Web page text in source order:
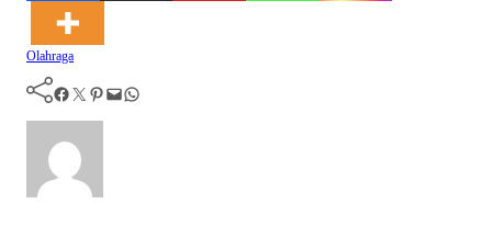
Olahraga
Facebook Twitter Pinterest Mail WhatsApp